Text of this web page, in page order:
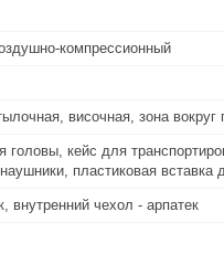
компрессионный
височная, зона вокруг
головы, кейс для
пластиковая вставка
внутренний чехол - арпатек